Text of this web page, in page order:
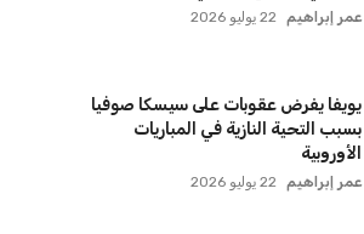
عمر إبراهيم 22 يوليو 2026
يويفا يفرض عقوبات على سيسكا صوفيا
بسبب التحية النازية في المباريات
الأوروبية
عمر إبراهيم 22 يوليو 2026